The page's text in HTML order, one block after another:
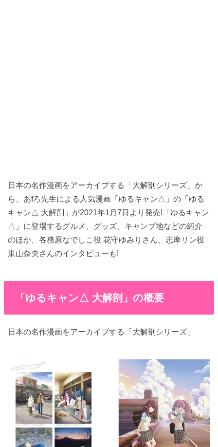
日本の名作漫画をアーカイブする「大解剖シリーズ」か
ら、あfろ先生による人気漫画「ゆるキャン△」の「ゆる
キャン△ 大解剖」が2021年1月7日より発売!「ゆるキャン
△」に登場するグルメ、グッズ、キャンプ地などの紹介
のほか、各務原なでしこ役 花守ゆみりさん、志摩リン役
東山奈央さんのインタビューも!
「ゆるキャン△ 大解剖」の概要
日本の名作漫画をアーカイブする「大解剖シリーズ」